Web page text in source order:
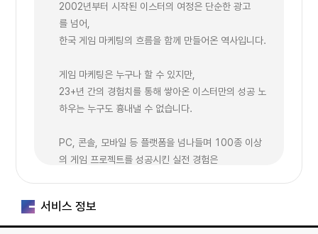
2002년부터 시작된 이스터의 여정은 단순한 광고
를 넘어,
한국 게임 마케팅의 흐름을 함께 만들어온 역사입니다.
게임 마케팅은 누구나 할 수 있지만,
23+년 간의 경험치를 통해 쌓아온 이스터만의 성공 노
하우는 누구도 흉내낼 수 없습니다.
PC, 콘솔, 모바일 등 플랫폼을 넘나들며 100종 이상
의 게임 프로젝트를 성공시킨 실전 경험은
디지털부터 TVC, 옥외 매체, 인플루언서, 소셜미디
서비스 정보